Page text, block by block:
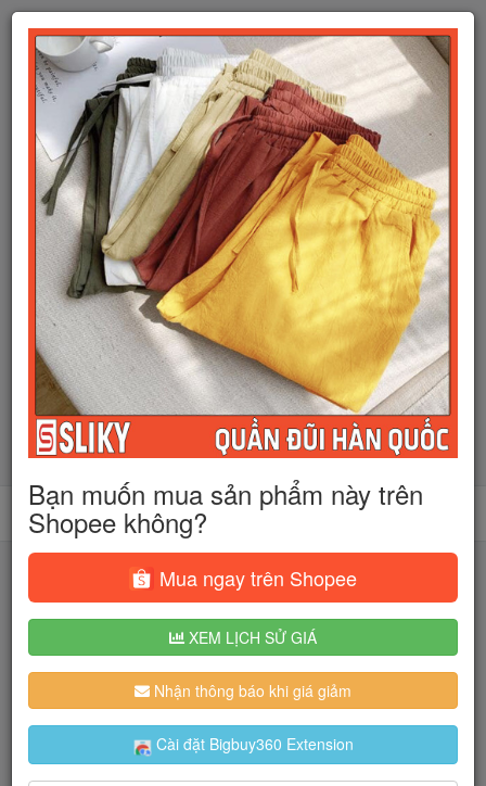
Tìm kiếm
Người dùng đang quan tâm đến 🔥...
Bạn muốn mua sản phẩm này trên
Shopee không?
Mua ngay trên Shopee
XEM LỊCH SỬ GIÁ
Nhận thông báo khi giá giảm
Cài đặt Bigbuy360 Extension